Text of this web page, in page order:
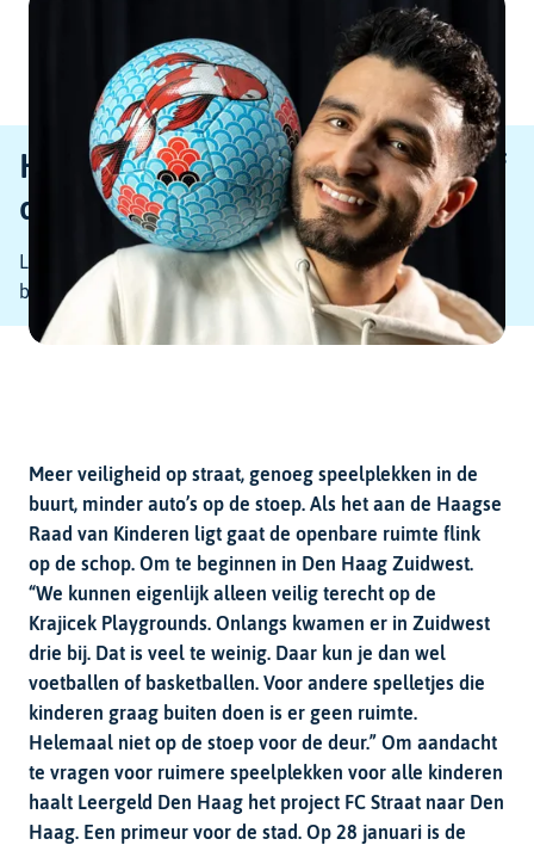
Hoofdnavigatie
menu
Haagse Raad van Kinderen: ‘Geef
de straat weer aan ons.’
Leergeld Den Haag gaat met FC Straat
bewegingsarmoede onder de jeugd te lijf.
Meer veiligheid op straat, genoeg speelplekken in de
buurt, minder auto’s op de stoep. Als het aan de Haagse
Raad van Kinderen ligt gaat de openbare ruimte flink
op de schop. Om te beginnen in Den Haag Zuidwest.
“We kunnen eigenlijk alleen veilig terecht op de
Krajicek Playgrounds. Onlangs kwamen er in Zuidwest
drie bij. Dat is veel te weinig. Daar kun je dan wel
voetballen of basketballen. Voor andere spelletjes die
kinderen graag buiten doen is er geen ruimte.
Helemaal niet op de stoep voor de deur.” Om aandacht
te vragen voor ruimere speelplekken voor alle kinderen
haalt Leergeld Den Haag het project FC Straat naar Den
Haag. Een primeur voor de stad. Op 28 januari is de